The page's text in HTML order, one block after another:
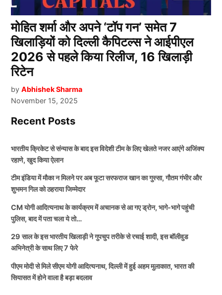
मोहित शर्मा और अपने ‘टॉप गन’ समेत 7
खिलाड़ियों को दिल्ली कैपिटल्स ने आईपीएल
2026 से पहले किया रिलीज, 16 खिलाड़ी
रिटेन
by Abhishek Sharma
November 15, 2025
Recent Posts
भारतीय क्रिकेट से संन्यास के बाद इस विदेशी टीम के लिए खेलते नजर आएंगे अजिंक्य
रहाणे, खुद किया ऐलान
टीम इंडिया में मौका न मिलने पर अब फूटा सरफराज खान का गुस्सा, गौतम गंभीर और
शुभमन गिल को ठहराया जिम्मेदार
CM योगी आदित्यनाथ के कार्यक्रम में अचानक से आ गए ड्रोन, भागे-भागे पहुंची
पुलिस, बाद में पता चला ये तो…
29 साल के इस भारतीय खिलाड़ी ने गुपचुप तरीके से रचाई शादी, इस बॉलीवुड
अभिनेत्री के साथ लिए 7 फेरे
पीएम मोदी से मिले सीएम योगी आदित्यनाथ, दिल्ली में हुई अहम मुलाकात, भारत की
सियासत में होने वाला है बड़ा बदलाव